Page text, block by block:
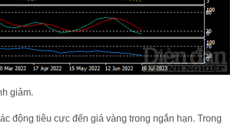
giảm.
động tiêu cực đến giá vàng trong ngắn hạn. Trong